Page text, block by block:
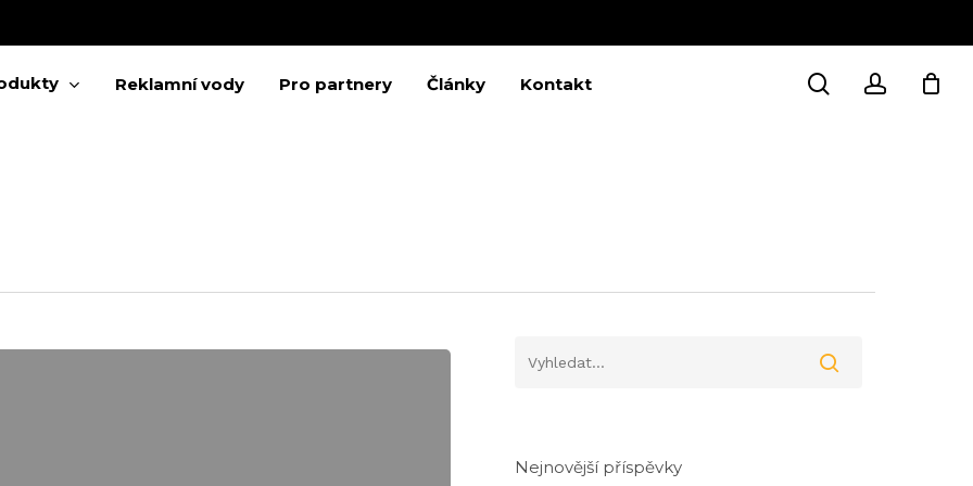
Reklamní vody Pro partnery Články Kontakt searchaccount
Cart Close
Nejnovější příspěvky